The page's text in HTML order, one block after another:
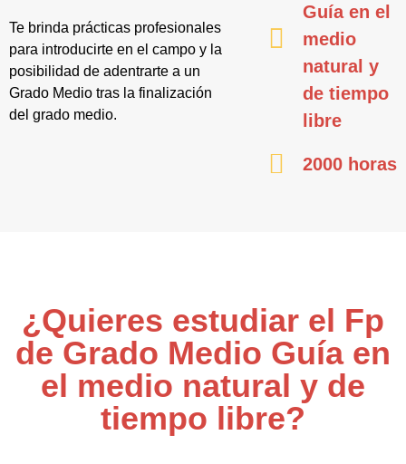
Te brinda prácticas profesionales
para introducirte en el campo y la
posibilidad de adentrarte a un
Grado Medio tras la finalización
del grado medio.
Guía en el
medio
natural y
de tiempo
libre
2000 horas
¿Quieres estudiar el Fp
de Grado Medio Guía en
el medio natural y de
tiempo libre?